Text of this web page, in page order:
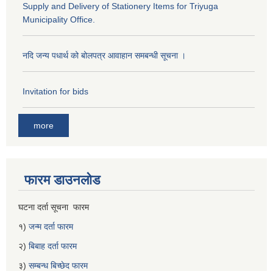
Supply and Delivery of Stationery Items for Triyuga
Municipality Office.
नदि जन्य पधार्थ को बोलपत्र आवाहान समबन्धी सूचना ।
Invitation for bids
more
फारम डाउनलोड
घटना दर्ता सूचना फारम
१) जन्म दर्ता फारम
२) बिबाह दर्ता फारम
३) सम्बन्ध बिच्छेद फारम